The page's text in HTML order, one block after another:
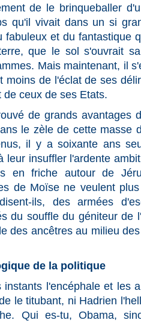
de le brinqueballer
qu'il vivait dans un si
fabuleux et du fantastique
que le sol s'ouvrait
Mais maintenant, il
moins de l'éclat de ses
ceux de ses Etats.
de grands avantages
le zèle de cette masse
il y a soixante ans
leur insuffler l'ardente
en friche autour de
de Moïse ne veulent
ils, des armées
du souffle du géniteur de
des ancêtres au milieu
de la politique
l'encéphale et les
le titubant, ni Hadrien
Qui es-tu, Obama,